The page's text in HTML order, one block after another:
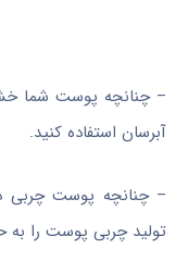
– چنانچه پوست شما
آبرسان استفاده کنید.
– چنانچه پوست چربی
تولید چربی پوست را به